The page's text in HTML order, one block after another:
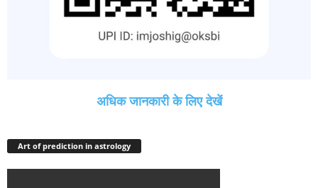
अधिक जानकारी के लिए देखें
Art of prediction in astrology